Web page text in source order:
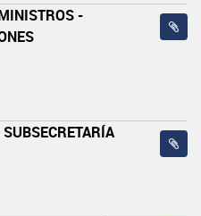
-